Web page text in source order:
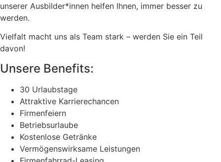
unserer Ausbilder*innen helfen Ihnen, immer besser zu
werden.
Vielfalt macht uns als Team stark – werden Sie ein Teil
davon!
Unsere Benefits:
30 Urlaubstage
Attraktive Karrierechancen
Firmenfeiern
Betriebsurlaube
Kostenlose Getränke
Vermögenswirksame Leistungen